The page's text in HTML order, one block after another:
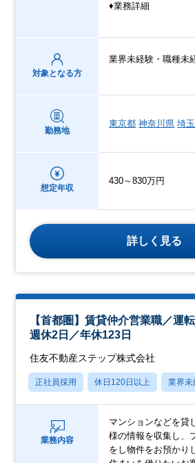
♦業務詳細
対象となる方
業界未経験・職種未
勤務地
東京都 神奈川県 埼
想定年収
430～830万円
詳しく見る
【首都圏】賃貸仲介営業職／運
週休2日／年休123日
住友不動産ステップ株式会社
正社員採用 休日120日以上 業界未
業務内容
マンションなどを貸
様の情報を収集し、
をし物件をお預かり